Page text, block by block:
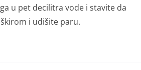
u pet decilitra vode i stavite da
i udišite paru.